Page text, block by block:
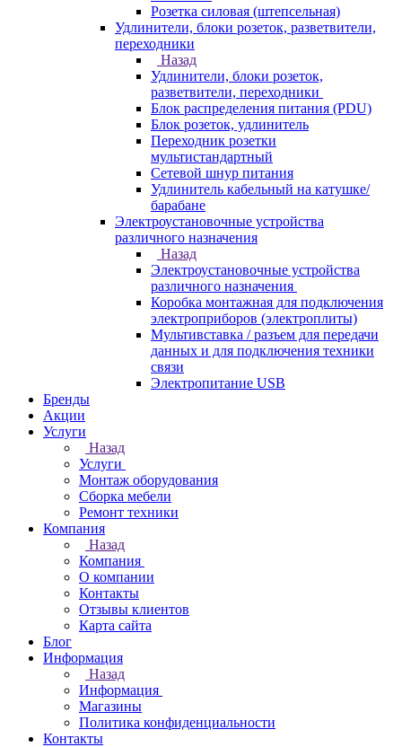
Розетка силовая (штепсельная)
Удлинители, блоки розеток, разветвители,
переходники
Назад
Удлинители, блоки розеток,
разветвители, переходники
Блок распределения питания (PDU)
Блок розеток, удлинитель
Переходник розетки
мультистандартный
Сетевой шнур питания
Удлинитель кабельный на катушке/
барабане
Электроустановочные устройства
различного назначения
Назад
Электроустановочные устройства
различного назначения
Коробка монтажная для подключения
электроприборов (электроплиты)
Мультивставка / разъем для передачи
данных и для подключения техники
связи
Электропитание USB
Бренды
Акции
Услуги
Назад
Услуги
Монтаж оборудования
Сборка мебели
Ремонт техники
Компания
Назад
Компания
О компании
Контакты
Отзывы клиентов
Карта сайта
Блог
Информация
Назад
Информация
Магазины
Политика конфиденциальности
Контакты